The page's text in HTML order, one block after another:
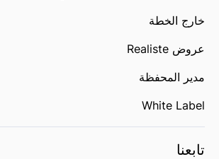
خارج الخطة
عروض Realiste
مدير المحفظة
White Label
تابعنا